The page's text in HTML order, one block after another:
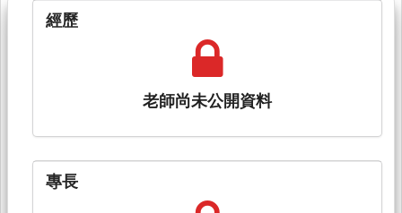
經歷
老師尚未公開資料
專長